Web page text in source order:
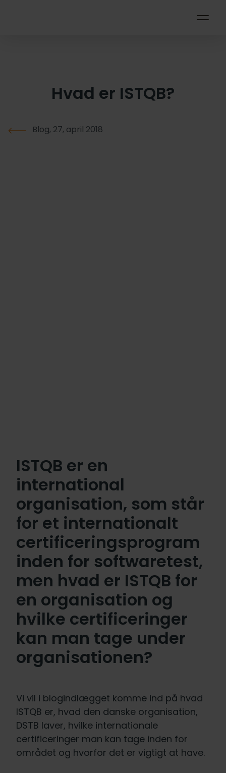
Hvad er ISTQB?
Blog, 27, april 2018
ISTQB er en
international
organisation, som står
for et internationalt
certificeringsprogram
inden for softwaretest,
men hvad er ISTQB for
en organisation og
hvilke certificeringer
kan man tage under
organisationen?
Vi vil i blogindlægget komme ind på hvad
ISTQB er, hvad den danske organisation,
DSTB laver, hvilke internationale
certificeringer man kan tage inden for
området og hvorfor det er vigtigt at have.